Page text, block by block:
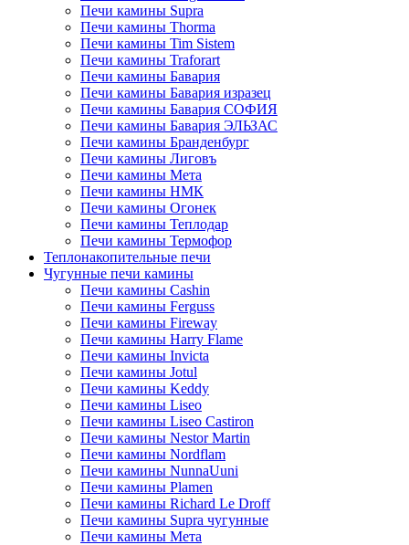
Печи камины Supra
Печи камины Thorma
Печи камины Tim Sistem
Печи камины Traforart
Печи камины Бавария
Печи камины Бавария изразец
Печи камины Бавария СОФИЯ
Печи камины Бавария ЭЛЬЗАС
Печи камины Бранденбург
Печи камины Лиговъ
Печи камины Мета
Печи камины НМК
Печи камины Огонек
Печи камины Теплодар
Печи камины Термофор
Теплонакопительные печи
Чугунные печи камины
Печи камины Cashin
Печи камины Ferguss
Печи камины Fireway
Печи камины Harry Flame
Печи камины Invicta
Печи камины Jotul
Печи камины Keddy
Печи камины Liseo
Печи камины Liseo Castiron
Печи камины Nestor Martin
Печи камины Nordflam
Печи камины NunnaUuni
Печи камины Plamen
Печи камины Richard Le Droff
Печи камины Supra чугунные
Печи камины Мета